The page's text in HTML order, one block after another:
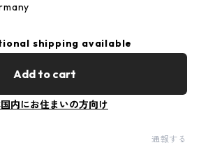
shipping available
Add to cart
内にお住まいの方向け
通報する